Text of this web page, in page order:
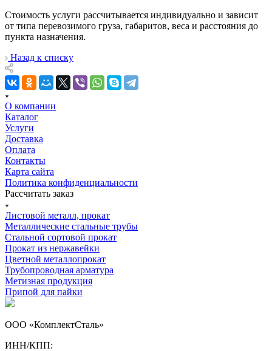
Стоимость услуги рассчитывается индивидуально и зависит
от типа перевозимого груза, габаритов, веса и расстояния до
пункта назначения.
Назад к списку
О компании
Каталог
Услуги
Доставка
Оплата
Контакты
Карта сайта
Политика конфиденциальности
Рассчитать заказ
Листовой металл, прокат
Металлические стальные трубы
Стальной сортовой прокат
Прокат из нержавейки
Цветной металлопрокат
Трубопроводная арматура
Метизная продукция
Припой для пайки
ООО «КомплектСталь»
ИНН/КПП: